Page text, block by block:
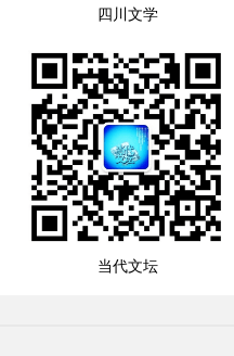
四川文学
当代文坛